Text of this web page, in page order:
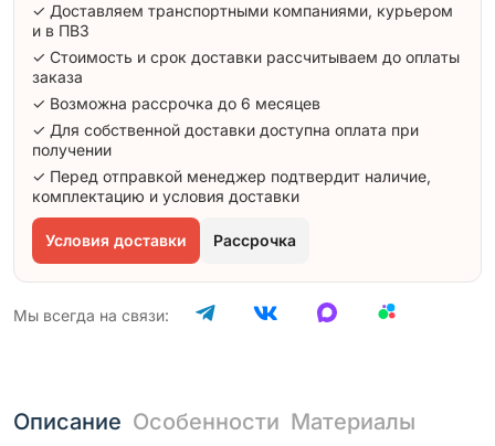
✓ Доставляем транспортными компаниями, курьером
и в ПВЗ
✓ Стоимость и срок доставки рассчитываем до оплаты
заказа
✓ Возможна рассрочка до 6 месяцев
✓ Для собственной доставки доступна оплата при
получении
✓ Перед отправкой менеджер подтвердит наличие,
комплектацию и условия доставки
Условия доставки Рассрочка
Мы всегда на связи:
Описание Особенности Материалы